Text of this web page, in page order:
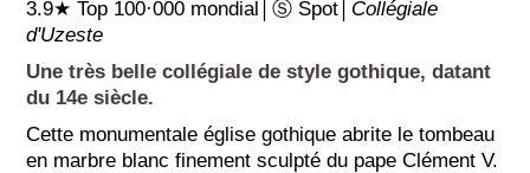
3.9★ Top 100·000 mondial│Ⓢ Spot│ Collégiale
d'Uzeste
Une très belle collégiale de style gothique, datant
du 14e siècle.
Cette monumentale église gothique abrite le tombeau
en marbre blanc finement sculpté du pape Clément V.